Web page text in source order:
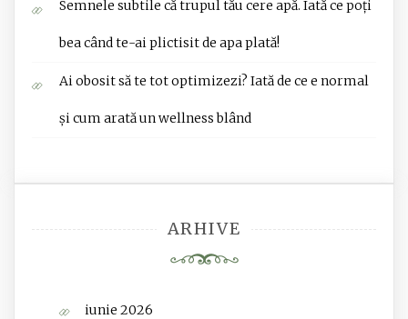
Semnele subtile că trupul tău cere apă. Iată ce poți
bea când te-ai plictisit de apa plată!
Ai obosit să te tot optimizezi? Iată de ce e normal
și cum arată un wellness blând
ARHIVE
iunie 2026